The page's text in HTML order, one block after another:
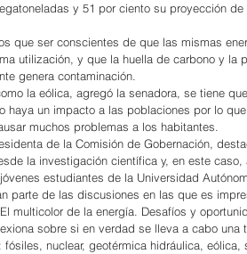
y 51 por ciento su proyección
que ser conscientes de que las mismas
utilización, y que la huella de carbono y la
genera contaminación.
la eólica, agregó la senadora, se tiene
haya un impacto a las poblaciones por lo
muchos problemas a los habitantes.
de la Comisión de Gobernación,
la investigación científica y, en este
estudiantes de la Universidad
parte de las discusiones en las que es
multicolor de la energía. Desafíos y
sobre si en verdad se lleva a cabo una
nuclear, geotérmica hidráulica, eólica,